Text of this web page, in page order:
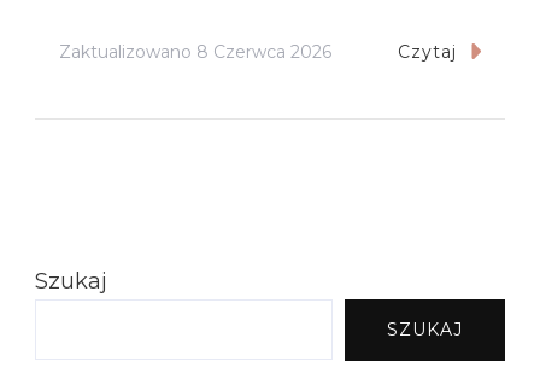
Zaktualizowano 8 Czerwca 2026 Czytaj
Szukaj
SZUKAJ